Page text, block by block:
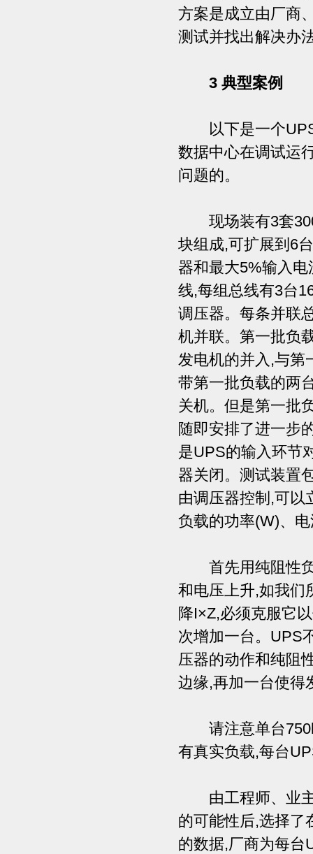
方案是成立由厂商
测试并找出解决办
3 典型案例
以下是一个UPS
数据中心在调试运
问题的。
现场装有3套
块组成,可扩展到6
器和最大5%输入
线,每组总线有3台
调压器。每条并联
机并联。第一批负
发电机的并入,与第
带第一批负载的两
关机。但是第一批
随即安排了进一步
是UPS的输入环节
器关闭。测试装置
由调压器控制,可以
负载的功率(W)、
首先用纯阻性负
和电压上升,如我们
降I×Z,必须克服它
次增加一台。UPS
压器的动作和纯阻
边缘,再加一台使得
请注意单台
有真实负载,每台
由工程师、业主
的可能性后,选择了
的数据,厂商为每台